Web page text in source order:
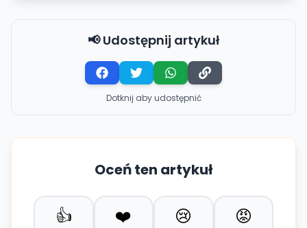
📢 Udostępnij artykuł
Dotknij aby udostępnić
Oceń ten artykuł
👍 ❤️ 😢 😡